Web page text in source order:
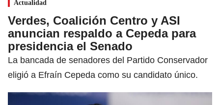
Actualidad
Verdes, Coalición Centro y ASI
anuncian respaldo a Cepeda para
presidencia el Senado
La bancada de senadores del Partido Conservador
eligió a Efraín Cepeda como su candidato único.